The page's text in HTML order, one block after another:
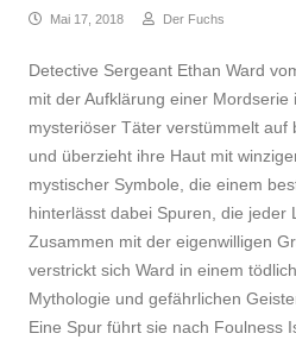
Mai 17, 2018 Der Fuchs
Detective Sergeant Ethan Ward
mit der Aufklärung einer Mordserie
mysteriöser Täter verstümmelt auf
und überzieht ihre Haut mit
mystischer Symbole, die einem
hinterlässt dabei Spuren, die jeder
Zusammen mit der eigenwilligen
verstrickt sich Ward in einem
Mythologie und gefährlichen
Eine Spur führt sie nach Foulness